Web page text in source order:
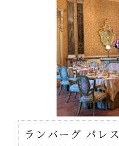
ランバーグ パレス